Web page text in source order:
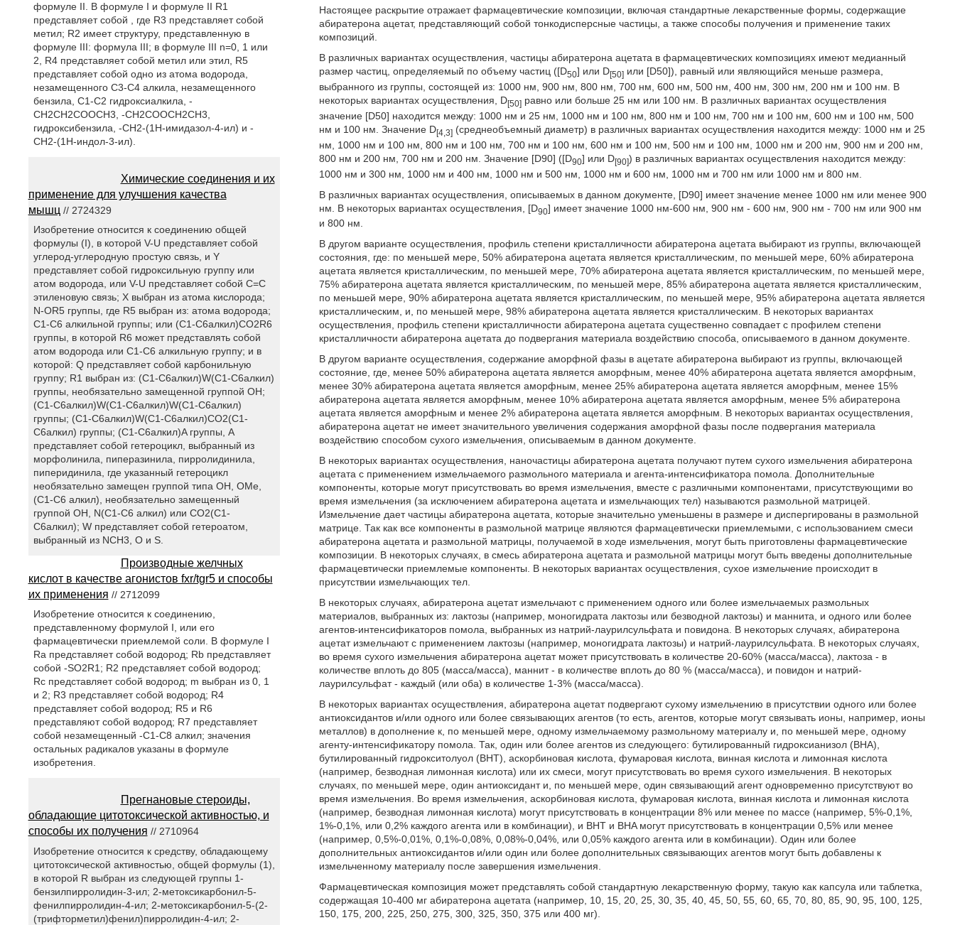
Настоящее раскрытие отражает фармацевтические композиции, включая стандартные лекарственные формы, содержащие
абиратерона ацетат, представляющий собой тонкодисперсные частицы, а также способы получения и применение таких
композиций.
В различных вариантах осуществления, частицы абиратерона ацетата в фармацевтических композициях имеют медианный
размер частиц, определяемый по объему частиц ([D50] или D[50] или [D50]), равный или являющийся меньше размера,
выбранного из группы, состоящей из: 1000 нм, 900 нм, 800 нм, 700 нм, 600 нм, 500 нм, 400 нм, 300 нм, 200 нм и 100 нм. В
некоторых вариантах осуществления, D[50] равно или больше 25 нм или 100 нм. В различных вариантах осуществления
значение [D50] находится между: 1000 нм и 25 нм, 1000 нм и 100 нм, 800 нм и 100 нм, 700 нм и 100 нм, 600 нм и 100 нм, 500
нм и 100 нм. Значение D[4,3] (среднеобъемный диаметр) в различных вариантах осуществления находится между: 1000 нм и 25
нм, 1000 нм и 100 нм, 800 нм и 100 нм, 700 нм и 100 нм, 600 нм и 100 нм, 500 нм и 100 нм, 1000 нм и 200 нм, 900 нм и 200 нм,
800 нм и 200 нм, 700 нм и 200 нм. Значение [D90] ([D90] или D[90]) в различных вариантах осуществления находится между:
1000 нм и 300 нм, 1000 нм и 400 нм, 1000 нм и 500 нм, 1000 нм и 600 нм, 1000 нм и 700 нм или 1000 нм и 800 нм.
В различных вариантах осуществления, описываемых в данном документе, [D90] имеет значение менее 1000 нм или менее 900
нм. В некоторых вариантах осуществления, [D90] имеет значение 1000 нм-600 нм, 900 нм - 600 нм, 900 нм - 700 нм или 900 нм
и 800 нм.
В другом варианте осуществления, профиль степени кристалличности абиратерона ацетата выбирают из группы, включающей
состояния, где: по меньшей мере, 50% абиратерона ацетата является кристаллическим, по меньшей мере, 60% абиратерона
ацетата является кристаллическим, по меньшей мере, 70% абиратерона ацетата является кристаллическим, по меньшей мере,
75% абиратерона ацетата является кристаллическим, по меньшей мере, 85% абиратерона ацетата является кристаллическим,
по меньшей мере, 90% абиратерона ацетата является кристаллическим, по меньшей мере, 95% абиратерона ацетата является
кристаллическим, и, по меньшей мере, 98% абиратерона ацетата является кристаллическим. В некоторых вариантах
осуществления, профиль степени кристалличности абиратерона ацетата существенно совпадает с профилем степени
кристалличности абиратерона ацетата до подвергания материала воздействию способа, описываемого в данном документе.
В другом варианте осуществления, содержание аморфной фазы в ацетате абиратерона выбирают из группы, включающей
состояние, где, менее 50% абиратерона ацетата является аморфным, менее 40% абиратерона ацетата является аморфным,
менее 30% абиратерона ацетата является аморфным, менее 25% абиратерона ацетата является аморфным, менее 15%
абиратерона ацетата является аморфным, менее 10% абиратерона ацетата является аморфным, менее 5% абиратерона
ацетата является аморфным и менее 2% абиратерона ацетата является аморфным. В некоторых вариантах осуществления,
абиратерона ацетат не имеет значительного увеличения содержания аморфной фазы после подвергания материала
воздействию способом сухого измельчения, описываемым в данном документе.
В некоторых вариантах осуществления, наночастицы абиратерона ацетата получают путем сухого измельчения абиратерона
ацетата с применением измельчаемого размольного материала и агента-интенсификатора помола. Дополнительные
компоненты, которые могут присутствовать во время измельчения, вместе с различными компонентами, присутствующими во
время измельчения (за исключением абиратерона ацетата и измельчающих тел) называются размольной матрицей.
Измельчение дает частицы абиратерона ацетата, которые значительно уменьшены в размере и диспергированы в размольной
матрице. Так как все компоненты в размольной матрице являются фармацевтически приемлемыми, с использованием смеси
абиратерона ацетата и размольной матрицы, получаемой в ходе измельчения, могут быть приготовлены фармацевтические
композиции. В некоторых случаях, в смесь абиратерона ацетата и размольной матрицы могут быть введены дополнительные
фармацевтически приемлемые компоненты. В некоторых вариантах осуществления, сухое измельчение происходит в
присутствии измельчающих тел.
В некоторых случаях, абиратерона ацетат измельчают с применением одного или более измельчаемых размольных
материалов, выбранных из: лактозы (например, моногидрата лактозы или безводной лактозы) и маннита, и одного или более
агентов-интенсификаторов помола, выбранных из натрий-лаурилсульфата и повидона. В некоторых случаях, абиратерона
ацетат измельчают с применением лактозы (например, моногидрата лактозы) и натрий-лаурилсульфата. В некоторых случаях,
во время сухого измельчения абиратерона ацетат может присутствовать в количестве 20-60% (масса/масса), лактоза - в
количестве вплоть до 805 (масса/масса), маннит - в количестве вплоть до 80 % (масса/масса), и повидон и натрий-
лаурилсульфат - каждый (или оба) в количестве 1-3% (масса/масса).
В некоторых вариантах осуществления, абиратерона ацетат подвергают сухому измельчению в присутствии одного или более
антиоксидантов и/или одного или более связывающих агентов (то есть, агентов, которые могут связывать ионы, например, ионы
металлов) в дополнение к, по меньшей мере, одному измельчаемому размольному материалу и, по меньшей мере, одному
агенту-интенсификатору помола. Так, один или более агентов из следующего: бутилированный гидроксианизол (BHA),
бутилированный гидрокситолуол (BHT), аскорбиновая кислота, фумаровая кислота, винная кислота и лимонная кислота
(например, безводная лимонная кислота) или их смеси, могут присутствовать во время сухого измельчения. В некоторых
случаях, по меньшей мере, один антиоксидант и, по меньшей мере, один связывающий агент одновременно присутствуют во
время измельчения. Во время измельчения, аскорбиновая кислота, фумаровая кислота, винная кислота и лимонная кислота
(например, безводная лимонная кислота) могут присутствовать в концентрации 8% или менее по массе (например, 5%-0,1%,
1%-0,1%, или 0,2% каждого агента или в комбинации), и BHT и BHA могут присутствовать в концентрации 0,5% или менее
(например, 0,5%-0,01%, 0,1%-0,08%, 0,08%-0,04%, или 0,05% каждого агента или в комбинации). Один или более
дополнительных антиоксидантов и/или один или более дополнительных связывающих агентов могут быть добавлены к
измельченному материалу после завершения измельчения.
Фармацевтическая композиция может представлять собой стандартную лекарственную форму, такую как капсула или таблетка,
содержащая 10-400 мг абиратерона ацетата (например, 10, 15, 20, 25, 30, 35, 40, 45, 50, 55, 60, 65, 70, 80, 85, 90, 95, 100, 125,
150, 175, 200, 225, 250, 275, 300, 325, 350, 375 или 400 мг).
формуле II. В формуле I и формуле II R1
представляет собой , где R3 представляет собой
метил; R2 имеет структуру, представленную в
формуле III: формула III; в формуле III n=0, 1 или
2, R4 представляет собой метил или этил, R5
представляет собой одно из атома водорода,
незамещенного С3-С4 алкила, незамещенного
бензила, C1-C2 гидроксиалкила, -
CH2CH2COOCH3, -CH2COOCH2CH3,
гидроксибензила, -CH2-(1H-имидазол-4-ил) и -
CH2-(1H-индол-3-ил).
Химические соединения и их
применение для улучшения качества
мышц // 2724329
Изобретение относится к соединению общей
формулы (I), в которой V-U представляет собой
углерод-углеродную простую связь, и Y
представляет собой гидроксильную группу или
атом водорода, или V-U представляет собой C=C
этиленовую связь; X выбран из атома кислорода;
N-OR5 группы, где R5 выбран из: атома водорода;
C1-C6 алкильной группы; или (C1-C6алкил)CO2R6
группы, в которой R6 может представлять собой
атом водорода или C1-C6 алкильную группу; и в
которой: Q представляет собой карбонильную
группу; R1 выбран из: (C1-C6алкил)W(C1-C6алкил)
группы, необязательно замещенной группой OH;
(C1-C6алкил)W(C1-C6алкил)W(C1-C6алкил)
группы; (C1-C6алкил)W(C1-C6алкил)CO2(C1-
C6алкил) группы; (C1-C6алкил)A группы, A
представляет собой гетероцикл, выбранный из
морфолинила, пиперазинила, пирролидинила,
пиперидинила, где указанный гетероцикл
необязательно замещен группой типа OH, OMe,
(C1-C6 алкил), необязательно замещенный
группой OH, N(C1-C6 алкил) или CO2(C1-
C6алкил); W представляет собой гетероатом,
выбранный из NCH3, O и S.
Производные желчных
кислот в качестве агонистов fxr/tgr5 и способы
их применения // 2712099
Изобретение относится к соединению,
представленному формулой I, или его
фармацевтически приемлемой соли. В формуле I
Ra представляет собой водород; Rb представляет
собой -SO2R1; R2 представляет собой водород;
Rc представляет собой водород; m выбран из 0, 1
и 2; R3 представляет собой водород; R4
представляет собой водород; R5 и R6
представляют собой водород; R7 представляет
собой незамещенный -C1-C8 алкил; значения
остальных радикалов указаны в формуле
изобретения.
Прегнановые стероиды,
обладающие цитотоксической активностью, и
способы их получения // 2710964
Изобретение относится к средству, обладающему
цитотоксической активностью, общей формулы (1),
в которой R выбран из следующей группы 1-
бензилпирролидин-3-ил; 2-метоксикарбонил-5-
фенилпирролидин-4-ил; 2-метоксикарбонил-5-(2-
(трифторметил)фенил)пирролидин-4-ил; 2-